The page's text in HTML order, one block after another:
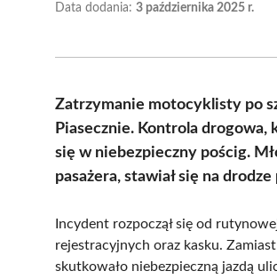
Data dodania: 3 października 2025 r.
Zatrzymanie motocyklisty po
Piasecznie. Kontrola drogowa,
się w niebezpieczny pościg.
pasażera, stawiał się na
Incydent rozpoczął się od
rejestracyjnych oraz kasku.
skutkowało niebezpieczną jazdą